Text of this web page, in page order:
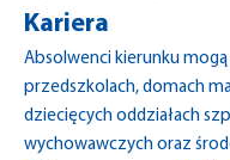
Kariera
Absolwenci kierunku
przedszkolach, domach
dziecięcych oddziałach
wychowawczych oraz